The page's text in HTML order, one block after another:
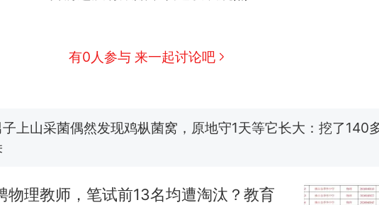
有0人参与 来一起讨论吧
那个在床头放菜刀的女孩，因老师一句“跟我回家”改写了人生
国渔民钓获鲨鱼徒手将其拽回大海 目击者直呼震惊 （视频来源：
第一被第二名传话劝弃考 官方通报
物理教师，笔试前13名均遭淘汰？教育